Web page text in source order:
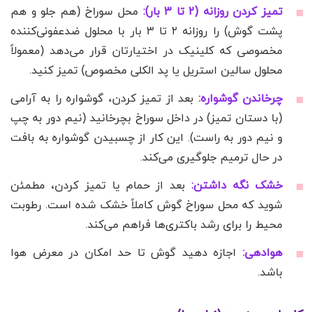
تمیز کردن روزانه (۲ تا ۳ بار):
محل سوراخ (هم جلو و هم
پشت گوش) را روزانه ۲ تا ۳ بار با محلول ضدعفونی‌کننده
مخصوصی که کلینیک در اختیارتان قرار می‌دهد (معمولاً
محلول سالین استریل یا پد الکلی مخصوص) تمیز کنید.
چرخاندن گوشواره: بعد از تمیز کردن، گوشواره را به آرامی
(با دستان تمیز) در داخل سوراخ بچرخانید (نیم دور به چپ
و نیم دور به راست). این کار از چسبیدن گوشواره به بافت
در حال ترمیم جلوگیری می‌کند.
خشک نگه داشتن:بعد از حمام یا تمیز کردن، مطمئن
شوید که محل سوراخ گوش کاملاً خشک شده است. رطوبت
محیط را برای رشد باکتری‌ها فراهم می‌کند.
هوادهی: اجازه دهید گوش تا حد امکان در معرض هوا
باشد.